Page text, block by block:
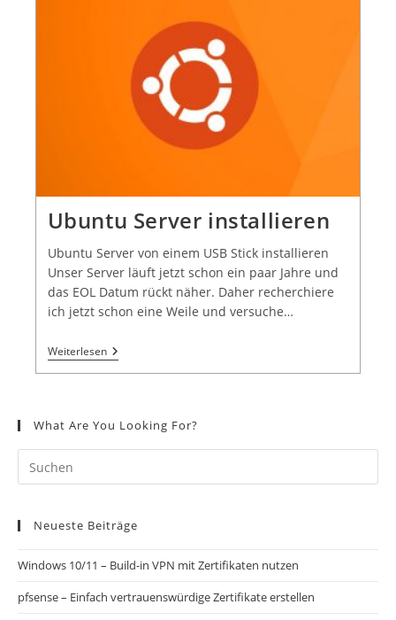
Ubuntu Server installieren
Ubuntu Server von einem USB Stick installieren
Unser Server läuft jetzt schon ein paar Jahre und
das EOL Datum rückt näher. Daher recherchiere
ich jetzt schon eine Weile und versuche…
Weiterlesen
What Are You Looking For?
Neueste Beiträge
Windows 10/11 – Build-in VPN mit Zertifikaten nutzen
pfsense – Einfach vertrauenswürdige Zertifikate erstellen